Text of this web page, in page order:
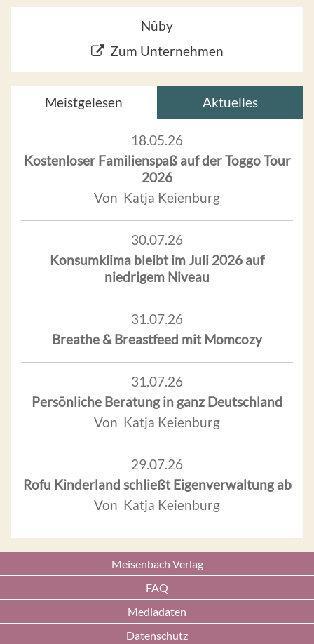
Nûby
Zum Unternehmen
Meistgelesen Aktuelles
18.05.26
Kostenloser Familienspaß auf der Toggo Tour
2026
Von Katja Keienburg
30.07.26
Konsumklima bleibt im Juli 2026 auf
niedrigem Niveau
31.07.26
Breathe & Breastfeed mit Momcozy
31.07.26
Persönliche Beratung in ganz Deutschland
Von Katja Keienburg
29.07.26
Rofu Kinderland schließt Eigenverwaltung ab
Von Katja Keienburg
Meisenbach Verlag
FAQ
Mediadaten
Datenschutz